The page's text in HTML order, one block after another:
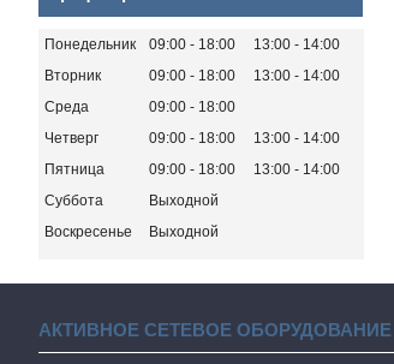
Понедельник 09:00 18:00 13:00
14:00
Вторник
09:00 18:00 13:00
14:00
Среда
09:00
18:00
Четверг
09:00 18:00 13:00
14:00
Пятница
09:00 18:00 13:00
14:00
Суббота
Выходной
Воскресенье
Выходной
АКТИВНОЕ СЕТЕВОЕ ОБОРУДОВАНИЕ